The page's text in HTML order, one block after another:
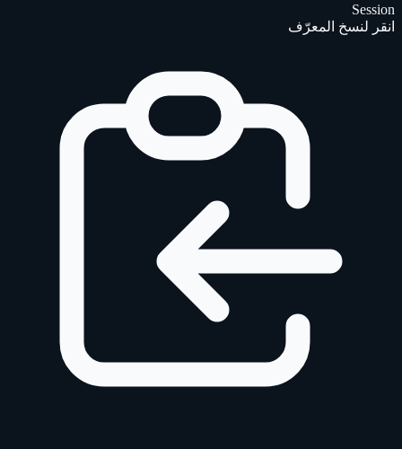
Session
انقر لنسخ المعرّف